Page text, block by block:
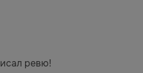
ревю!